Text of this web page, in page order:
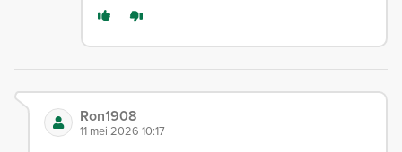
Ron1908
11 mei 2026 10:17